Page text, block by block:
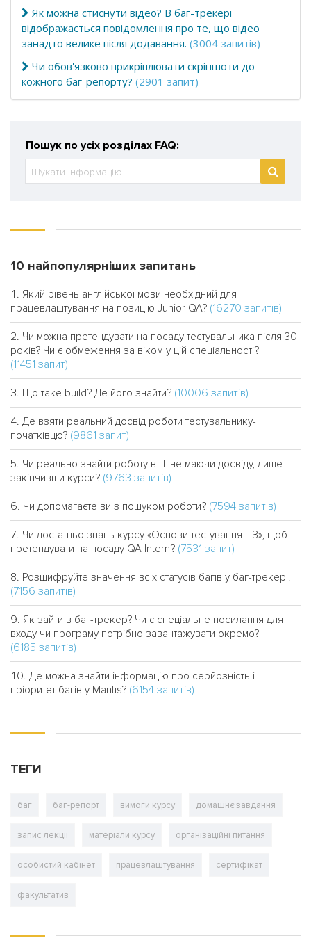
Як можна стиснути відео? В баг-трекері
відображається повідомлення про те, що відео
занадто велике після додавання. (3004 запитів)
Чи обов'язково прикріплювати скріншоти до
кожного баг-репорту? (2901 запит)
Пошук по усіх розділах FAQ:
10 найпопулярніших запитань
Який рівень англійської мови необхідний для
працевлаштування на позицію Junior QA? (16270 запитів)
Чи можна претендувати на посаду тестувальника після 30
років? Чи є обмеження за віком у цій спеціальності?
(11451 запит)
Що таке build? Де його знайти? (10006 запитів)
Де взяти реальний досвід роботи тестувальнику-
початківцю? (9861 запит)
Чи реально знайти роботу в IT не маючи досвіду, лише
закінчивши курси? (9763 запитів)
Чи допомагаєте ви з пошуком роботи? (7594 запитів)
Чи достатньо знань курсу «Основи тестування ПЗ», щоб
претендувати на посаду QA Intern? (7531 запит)
Розшифруйте значення всіх статусів багів у баг-трекері.
(7156 запитів)
Як зайти в баг-трекер? Чи є спеціальне посилання для
входу чи програму потрібно завантажувати окремо?
(6185 запитів)
Де можна знайти інформацію про серйозність і
пріоритет багів у Mantis? (6154 запитів)
ТЕГИ
баг баг-репорт вимоги курсу домашнє завдання
запис лекції матеріали курсу організаційні питання
особистий кабінет працевлаштування сертифікат
факультатив